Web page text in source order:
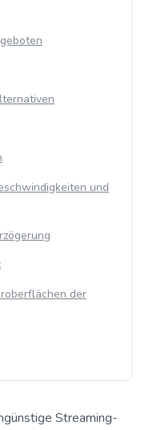
und
der
Streaming-